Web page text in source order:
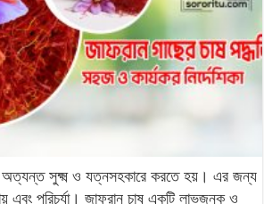
অত্যন্ত সুক্ষ্ম ও যত্নসহকারে করতে হয়। এর জন্য
এবং পরিচর্যা। জাফরান চাষ একটি লাভজনক ও